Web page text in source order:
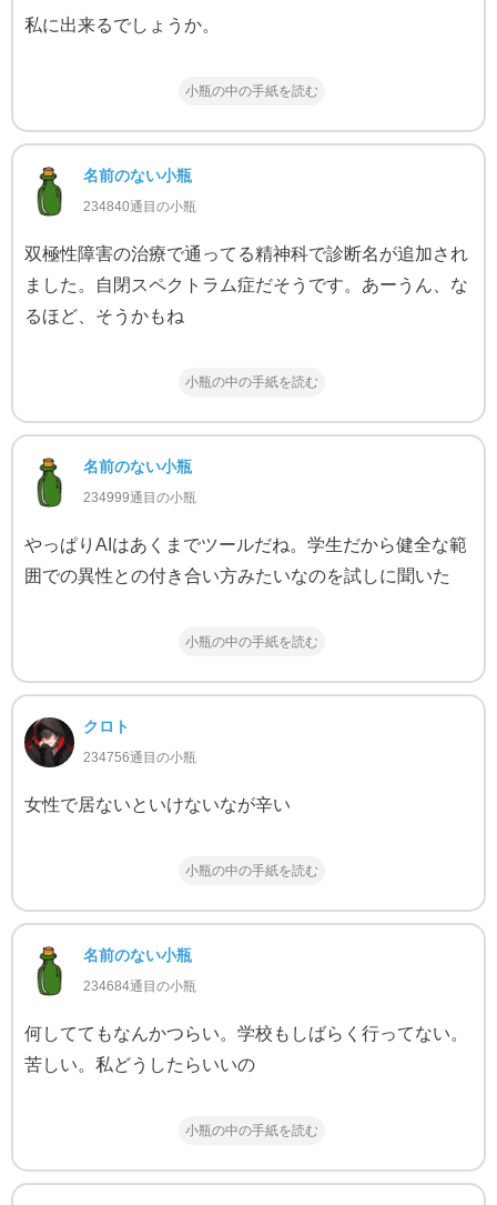
私に出来るでしょうか。
小瓶の中の手紙を読む
名前のない小瓶
234840通目の小瓶
双極性障害の治療で通ってる精神科で診断名が追加され
ました。自閉スペクトラム症だそうです。あーうん、な
るほど、そうかもね
小瓶の中の手紙を読む
名前のない小瓶
234999通目の小瓶
やっぱりAIはあくまでツールだね。学生だから健全な範
囲での異性との付き合い方みたいなのを試しに聞いた
小瓶の中の手紙を読む
クロト
234756通目の小瓶
女性で居ないといけないなが辛い
小瓶の中の手紙を読む
名前のない小瓶
234684通目の小瓶
何しててもなんかつらい。学校もしばらく行ってない。
苦しい。私どうしたらいいの
小瓶の中の手紙を読む